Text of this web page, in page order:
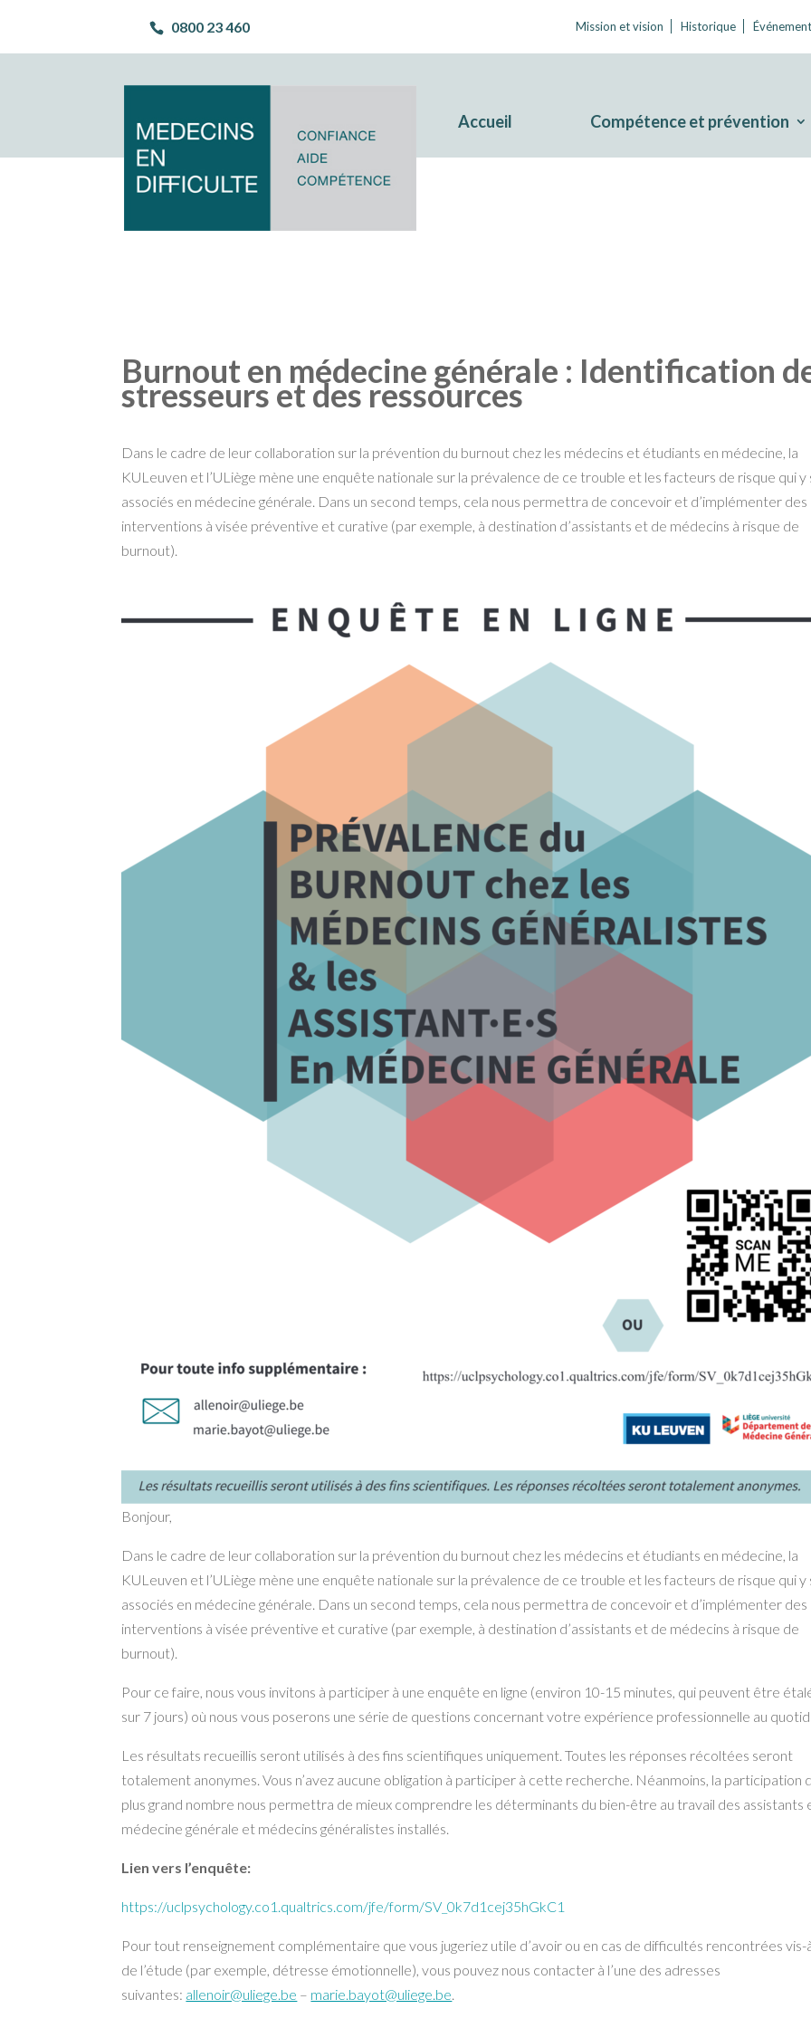
0800 23 460 Mission et vision Historique
Accueil Compétence et prévention
Burnout en médecine générale : Identification
stresseurs et des ressources
Dans le cadre de leur collaboration sur la prévention du burnout chez les médecins et étudiants en médecine, la
KULeuven et l’ULiège mène une enquête nationale sur la prévalence de ce trouble et les facteurs de risque qui y
associés en médecine générale. Dans un second temps, cela nous permettra de concevoir et d’implémenter des
interventions à visée préventive et curative (par exemple, à destination d’assistants et de médecins à risque de
burnout).
Bonjour,
Dans le cadre de leur collaboration sur la prévention du burnout chez les médecins et étudiants en médecine, la
KULeuven et l’ULiège mène une enquête nationale sur la prévalence de ce trouble et les facteurs de risque qui y
associés en médecine générale. Dans un second temps, cela nous permettra de concevoir et d’implémenter des
interventions à visée préventive et curative (par exemple, à destination d’assistants et de médecins à risque de
burnout).
Pour ce faire, nous vous invitons à participer à une enquête en ligne (environ 10-15 minutes, qui peuvent être
sur 7 jours) où nous vous poserons une série de questions concernant votre expérience professionnelle au
Les résultats recueillis seront utilisés à des fins scientifiques uniquement. Toutes les réponses récoltées seront
totalement anonymes. Vous n’avez aucune obligation à participer à cette recherche. Néanmoins, la participation
plus grand nombre nous permettra de mieux comprendre les déterminants du bien-être au travail des assistants
médecine générale et médecins généralistes installés.
Lien vers l’enquête:
https://uclpsychology.co1.qualtrics.com/jfe/form/SV_0k7d1cej35hGkC1
Pour tout renseignement complémentaire que vous jugeriez utile d’avoir ou en cas de difficultés rencontrées vis-
de l’étude (par exemple, détresse émotionnelle), vous pouvez nous contacter à l’une des adresses
suivantes: allenoir@uliege.be – marie.bayot@uliege.be.